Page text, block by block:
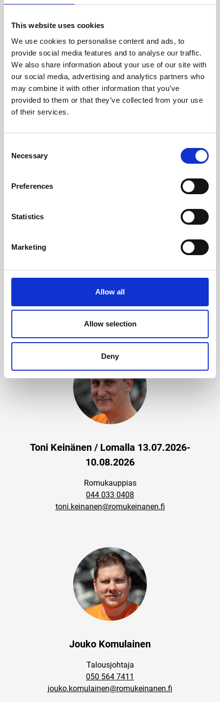
This website uses cookies
We use cookies to personalise content and ads, to
provide social media features and to analyse our traffic.
We also share information about your use of our site with
our social media, advertising and analytics partners who
may combine it with other information that you’ve
provided to them or that they’ve collected from your use
of their services.
Selection
Necessary
Preferences
Statistics
Marketing
Allow all
Allow selection
Deny
Markkinointi
Toni Keinänen / Lomalla 13.07.2026-
10.08.2026
Romukauppias
044 033 0408
toni.keinanen@romukeinanen.fi
Jouko Komulainen
Talousjohtaja
050 564 7411
jouko.komulainen@romukeinanen.fi